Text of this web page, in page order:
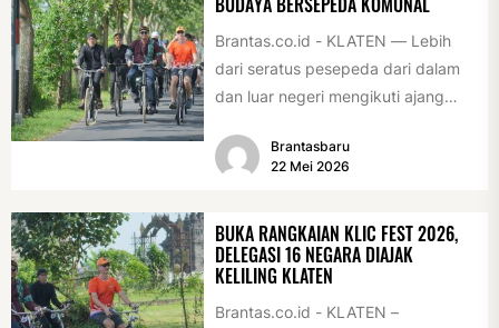
Brantas.co.id - KLATEN — Lebih
dari seratus pesepeda dari dalam
dan luar negeri mengikuti ajang
Association Rally...
Brantasbaru
22 Mei 2026
BUKA RANGKAIAN KLIC FEST 2026,
DELEGASI 16 NEGARA DIAJAK
KELILING KLATEN
Brantas.co.id - KLATEN –